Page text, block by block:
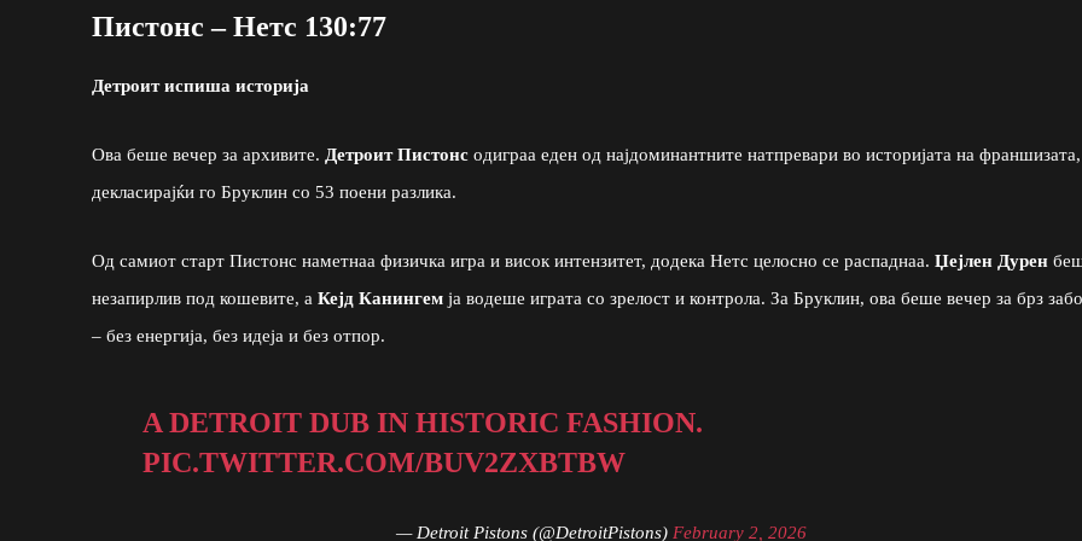
Пистонс – Нетс 130:77
Детроит испиша историја
Ова беше вечер за архивите. Детроит Пистонс одиграа еден од најдоминантните натпревари во историјата на франшизата,
декласирајќи го Бруклин со 53 поени разлика.
Од самиот старт Пистонс наметнаа физичка игра и висок интензитет, додека Нетс целосно се распаднаа. Џејлен Дурен
незапирлив под кошевите, а Кејд Канингем ја водеше играта со зрелост и контрола. За Бруклин, ова беше вечер за брз
– без енергија, без идеја и без отпор.
A DETROIT DUB IN HISTORIC FASHION.
PIC.TWITTER.COM/BUV2ZXBTBW
— Detroit Pistons (@DetroitPistons) February 2, 2026